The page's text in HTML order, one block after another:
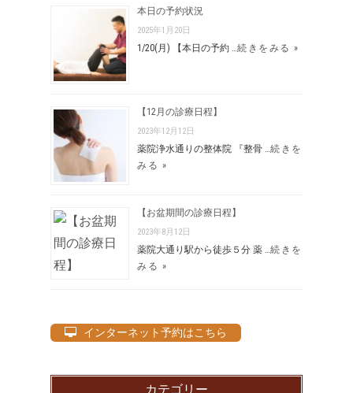
本日の予約状況
2025年1月20日
1/20(月) 【本日の予約 …続きをみる »
【12月の診療日程】
2023年12月12日
薬院浄水通りの整体院 『整骨 …続きを
みる »
【お盆期間の診療日程】
2023年8月12日
薬院大通り駅から徒歩５分 薬 …続きを
みる »
インターネット予約はこちら
カテゴリー